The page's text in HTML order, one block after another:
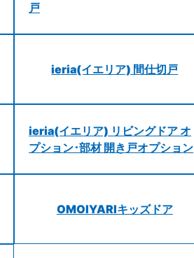
戸
ieria(イエリア) 間仕切戸
ieria(イエリア) リビングドア オ
プション･部材 開き戸オプション
OMOIYARIキッズドア